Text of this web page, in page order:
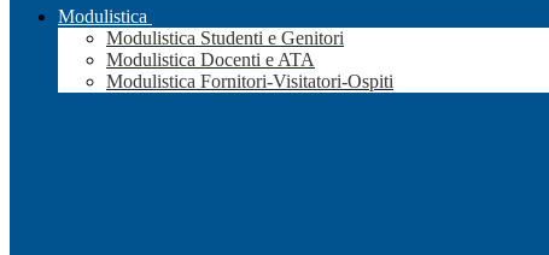
Modulistica
Modulistica Studenti e Genitori
Modulistica Docenti e ATA
Modulistica Fornitori-Visitatori-Ospiti